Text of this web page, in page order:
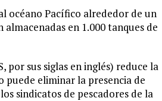
océano Pacífico alrededor de un
en 1.000 tanques de
por sus siglas en inglés) reduce la
eliminar la presencia de
sindicatos de pescadores de la